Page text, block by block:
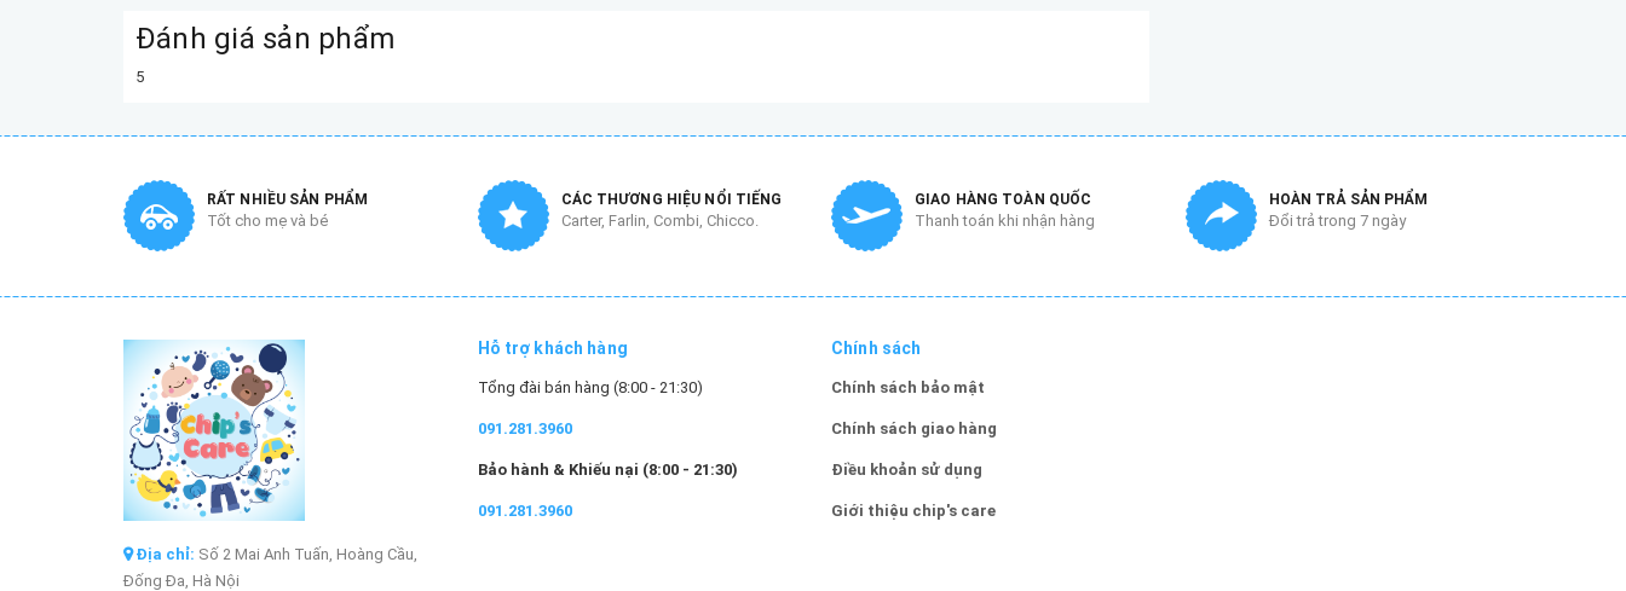
Đánh giá sản phẩm
5
RẤT NHIỀU SẢN PHẨM
Tốt cho mẹ và bé
CÁC THƯƠNG HIỆU NỔI TIẾNG
Carter, Farlin, Combi, Chicco.
GIAO HÀNG TOÀN QUỐC
Thanh toán khi nhận hàng
HOÀN TRẢ SẢN PHẨM
Đổi trả trong 7 ngày
Địa chỉ: Số 2 Mai Anh Tuấn, Hoàng Cầu,
Đống Đa, Hà Nội
Hỗ trợ khách hàng
Tổng đài bán hàng (8:00 - 21:30)
091.281.3960
Bảo hành & Khiếu nại (8:00 - 21:30)
091.281.3960
Chính sách
Chính sách bảo mật
Chính sách giao hàng
Điều khoản sử dụng
Giới thiệu chip's care